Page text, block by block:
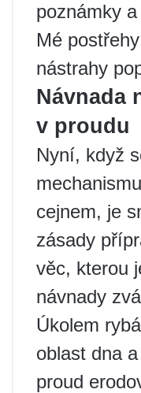
poznámky a
Mé
nástrahy
Návnada
v proudu
Nyní, když
cejnem, je
zásady
věc, kterou
návnady
Úkolem
oblast dna
proud